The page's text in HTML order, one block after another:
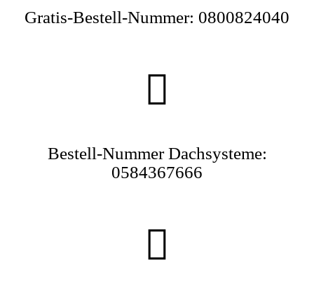
Gratis-Bestell-Nummer: 0800824040
Bestell-Nummer Dachsysteme:
0584367666